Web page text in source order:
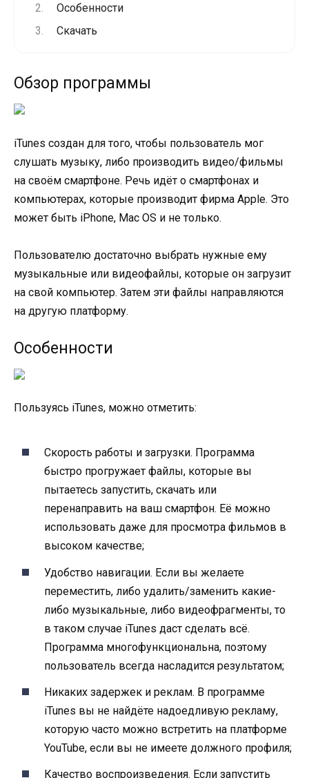
Особенности
Скачать
Обзор программы
iTunes создан для того, чтобы пользователь мог
слушать музыку, либо производить видео/фильмы
на своём смартфоне. Речь идёт о смартфонах и
компьютерах, которые производит фирма Apple. Это
может быть iPhone, Mac OS и не только.
Пользователю достаточно выбрать нужные ему
музыкальные или видеофайлы, которые он загрузит
на свой компьютер. Затем эти файлы направляются
на другую платформу.
Особенности
Пользуясь iTunes, можно отметить:
Скорость работы и загрузки. Программа
быстро прогружает файлы, которые вы
пытаетесь запустить, скачать или
перенаправить на ваш смартфон. Её можно
использовать даже для просмотра фильмов в
высоком качестве;
Удобство навигации. Если вы желаете
переместить, либо удалить/заменить какие-
либо музыкальные, либо видеофрагменты, то
в таком случае iTunes даст сделать всё.
Программа многофункциональна, поэтому
пользователь всегда насладится результатом;
Никаких задержек и реклам. В программе
iTunes вы не найдёте надоедливую рекламу,
которую часто можно встретить на платформе
YouTube, если вы не имеете должного профиля;
Качество воспроизведения. Если запустить